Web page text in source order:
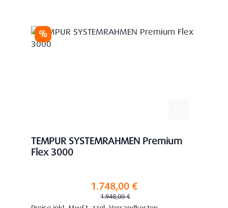
Rabatt
%
TEMPUR SYSTEMRAHMEN Premium
Flex 3000
Verkaufspreis:1.748,00 €
Regulärer Preis:
1.948,00 €